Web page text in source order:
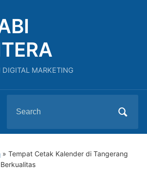
MARKETING
for:
» Tempat Cetak Kalender di Tangerang